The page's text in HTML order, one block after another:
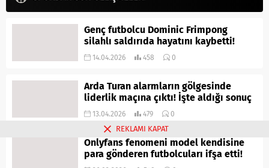
Genç futbolcu Dominic Frimpong
silahlı saldırıda hayatını kaybetti!
14.04.2026 458 0
Arda Turan alarmların gölgesinde
liderlik maçına çıktı! İşte aldığı sonuç
13.04.2026 479 0
Onlyfans fenomeni model kendisine
para gönderen futbolcuları ifşa etti!
REKLAMI KAPAT